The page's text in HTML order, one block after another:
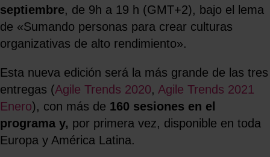
septiembre, de 9h a 19 h (GMT+2), bajo el lema
de «Sumando personas para crear culturas
organizativas de alto rendimiento».
Esta nueva edición será la más grande de las tres
entregas (Agile Trends 2020, Agile Trends 2021
Enero), con más de 160 sesiones en el
programa y, por primera vez, disponible en toda
Europa y América Latina.